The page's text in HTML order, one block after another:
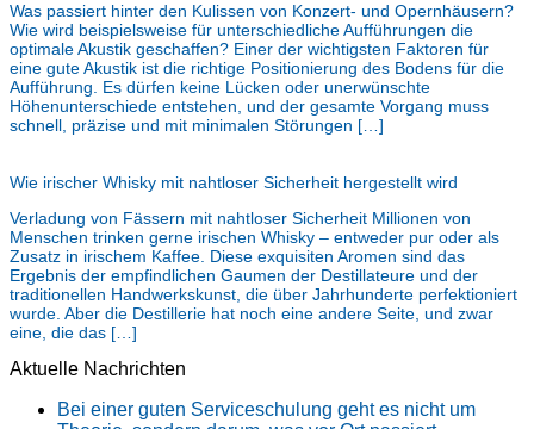
Was passiert hinter den Kulissen von Konzert- und Opernhäusern?
Wie wird beispielsweise für unterschiedliche Aufführungen die
optimale Akustik geschaffen? Einer der wichtigsten Faktoren für
eine gute Akustik ist die richtige Positionierung des Bodens für die
Aufführung. Es dürfen keine Lücken oder unerwünschte
Höhenunterschiede entstehen, und der gesamte Vorgang muss
schnell, präzise und mit minimalen Störungen […]
Wie irischer Whisky mit nahtloser Sicherheit hergestellt wird
Verladung von Fässern mit nahtloser Sicherheit Millionen von
Menschen trinken gerne irischen Whisky – entweder pur oder als
Zusatz in irischem Kaffee. Diese exquisiten Aromen sind das
Ergebnis der empfindlichen Gaumen der Destillateure und der
traditionellen Handwerkskunst, die über Jahrhunderte perfektioniert
wurde. Aber die Destillerie hat noch eine andere Seite, und zwar
eine, die das […]
Aktuelle Nachrichten
Bei einer guten Serviceschulung geht es nicht um